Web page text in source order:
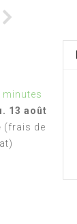
minutes
13 août
(frais de